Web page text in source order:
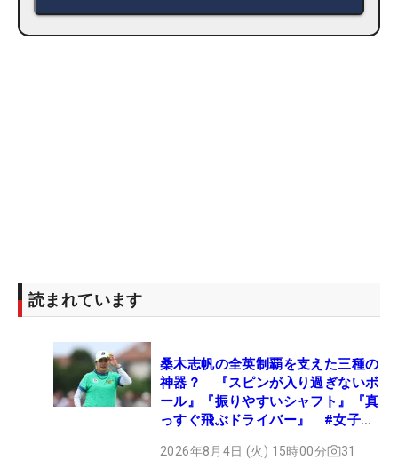
読まれています
桑木志帆の全英制覇を支えた三種の
神器？ 『スピンが入り過ぎないボ
ール』『振りやすいシャフト』『真
っすぐ飛ぶドライバー』 #女子プ
2026年8月4日 (火) 15時00分 31